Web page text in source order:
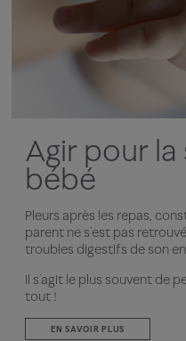
Agir pour
bébé
Pleurs après les repas,
parent ne s’est pas
troubles digestifs de son
Il s’agit le plus souvent de
tout !
EN SAVOIR PLUS